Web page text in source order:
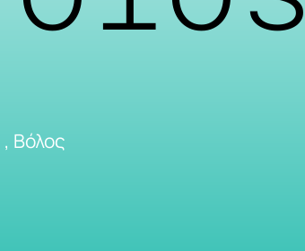
Βόλος